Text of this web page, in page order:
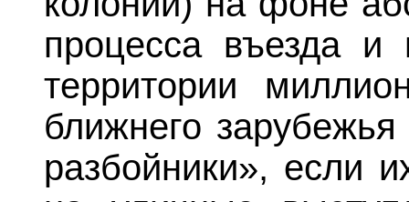
процесса въезда и
территории
ближнего
разбойники», если